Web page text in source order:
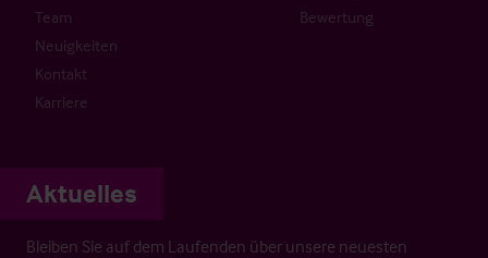
Team
Neuigkeiten
Kontakt
Karriere
Bewertung
Aktuelles
Bleiben Sie auf dem Laufenden über unsere neuesten